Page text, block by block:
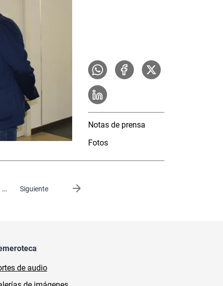
Notas de prensa
Fotos
… Siguiente
página
de audio